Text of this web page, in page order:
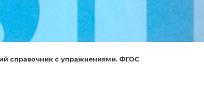
справочник с упражнениями. ФГОС